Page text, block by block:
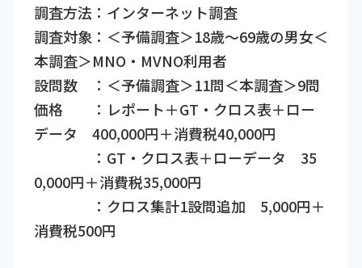
調査方法：インターネット調査
調査対象：＜予備調査＞18歳～69歳の男女＜
本調査＞MNO・MVNO利用者
設問数 ：＜予備調査＞11問＜本調査＞9問
価格 ：レポート＋GT・クロス表＋ロー
データ 400,000円＋消費税40,000円
：GT・クロス表＋ローデータ 35
0,000円＋消費税35,000円
：クロス集計1設問追加 5,000円＋
消費税500円